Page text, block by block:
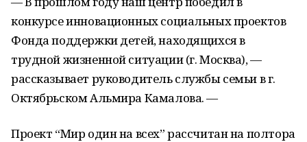
конкурсе инновационных социальных проектов
Фонда поддержки детей, находящихся в
трудной жизненной ситуации (г. Москва), —
рассказывает руководитель службы семьи в г.
Октябрьском Альмира Камалова. —
Проект “Мир один на всех” рассчитан на полтора